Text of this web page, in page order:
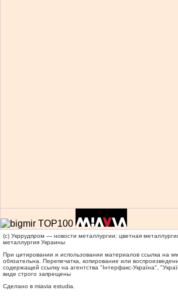
(c) Укррудпром — новости металлургии: цветная
металлургия Украины
При цитировании и использовании материалов ссылка на
обязательна. Перепечатка, копирование или
содержащей ссылку на агентства "Iнтерфакс-Україна",
виде строго запрещены
Сделано в miavia estudia.